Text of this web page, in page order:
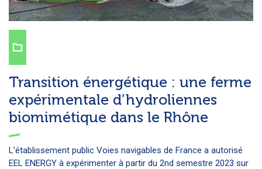
Transition énergétique : une ferme
expérimentale d’hydroliennes
biomimétique dans le Rhône
L’établissement public Voies navigables de France a autorisé
EEL ENERGY à expérimenter à partir du 2nd semestre 2023 sur